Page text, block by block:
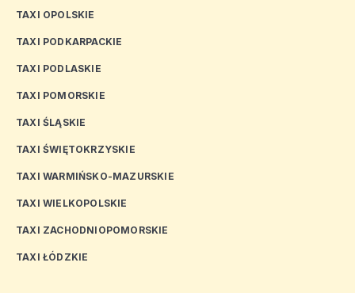
TAXI OPOLSKIE
TAXI PODKARPACKIE
TAXI PODLASKIE
TAXI POMORSKIE
TAXI ŚLĄSKIE
TAXI ŚWIĘTOKRZYSKIE
TAXI WARMIŃSKO-MAZURSKIE
TAXI WIELKOPOLSKIE
TAXI ZACHODNIOPOMORSKIE
TAXI ŁÓDZKIE